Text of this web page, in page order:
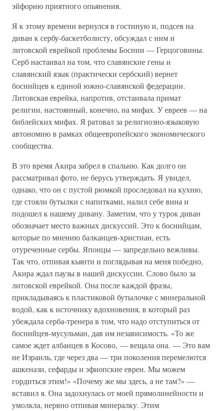
эйфорию приятного опьянения.
Я к этому времени вернулся в гостиную и, подсев на
диван к сербу-баскетболисту, обсуждал с ним и
литовской еврейкой проблемы Боснии — Герцоговины.
Серб настаивал на том, что славянские гены и
славянский язык (практически сербский) вернет
боснийцев к единой южно-славянской федерации.
Литовская еврейка, напротив, отстаивала примат
религии, настоянный, конечно, на мифах. У евреев — на
библейских мифах. Я ратовал за религиозно-языковую
автономию в рамках общеевропейского экономического
сообщества.
В это время Акира забрел в спальню. Как долго он
рассматривал фото, не берусь утверждать. Я увидел,
однако, что он с пустой рюмкой проследовал на кухню,
где стояли бутылки с напитками, налил себе вина и
подошел к нашему дивану. Заметим, что у турок диван
обозначает место важных дискуссий. Это к боснийцам,
которые по мнению балканцев-христиан, есть
отуреченные сербы. Японцы — запредельно вежливы.
Так что, отпивая кьянти и поглядывая на меня победно,
Акира ждал паузы в нашей дискуссии. Слово было за
литовской еврейкой. Она после каждой фразы,
прикладываясь к пластиковой бутылочке с минеральной
водой, как к источнику вдохновения, в который раз
убеждала серба-тренера в том, что надо отступиться от
боснийцев-мусульман, дав им независимость. «То же
самое ждет албанцев в Косово, — вещала она. — Это вам
не Израиль, где через два — три поколения перемелются
ашкенази, сефарды и эфиопские евреи. Мы можем
гордиться этим!» «Почему же мы здесь, а не там?» —
вставил я. Она задохнулась от моей прямолинейности и
умолкла, нервно отпивая минералку. Этим